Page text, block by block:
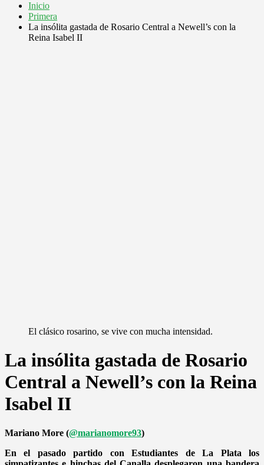
Inicio
Primera
La insólita gastada de Rosario Central a Newell’s con la
Reina Isabel II
El clásico rosarino, se vive con mucha intensidad.
La insólita gastada de Rosario
Central a Newell’s con la Reina
Isabel II
Mariano More (@marianomore93)
En el pasado partido con Estudiantes de La Plata los